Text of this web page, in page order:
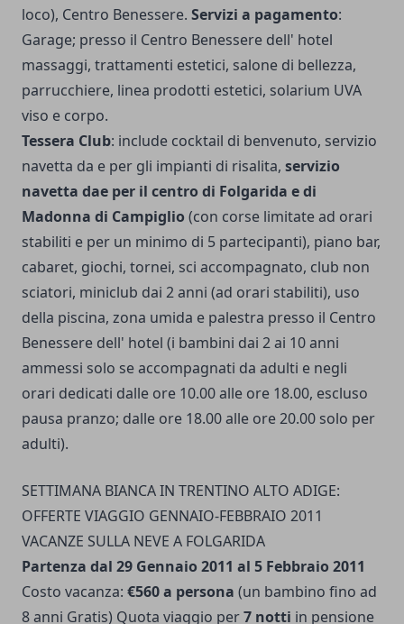
loco), Centro Benessere. Servizi a pagamento:
Garage; presso il Centro Benessere dell' hotel
massaggi, trattamenti estetici, salone di bellezza,
parrucchiere, linea prodotti estetici, solarium UVA
viso e corpo.
Tessera Club: include cocktail di benvenuto, servizio
navetta da e per gli impianti di risalita, servizio
navetta dae per il centro di Folgarida e di
Madonna di Campiglio (con corse limitate ad orari
stabiliti e per un minimo di 5 partecipanti), piano bar,
cabaret, giochi, tornei, sci accompagnato, club non
sciatori, miniclub dai 2 anni (ad orari stabiliti), uso
della piscina, zona umida e palestra presso il Centro
Benessere dell' hotel (i bambini dai 2 ai 10 anni
ammessi solo se accompagnati da adulti e negli
orari dedicati dalle ore 10.00 alle ore 18.00, escluso
pausa pranzo; dalle ore 18.00 alle ore 20.00 solo per
adulti).
SETTIMANA BIANCA IN TRENTINO ALTO ADIGE:
OFFERTE VIAGGIO GENNAIO-FEBBRAIO 2011
VACANZE SULLA NEVE A FOLGARIDA
Partenza dal 29 Gennaio 2011 al 5 Febbraio 2011
Costo vacanza: €560 a persona (un bambino fino ad
8 anni Gratis) Quota viaggio per7 notti in pensione